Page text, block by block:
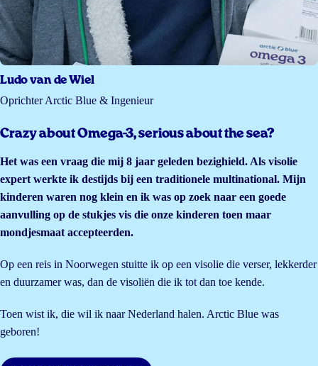
Ludo van de Wiel
Oprichter Arctic Blue & Ingenieur
Crazy about Omega-3, serious about the sea?
Het was een vraag die mij 8 jaar geleden bezighield. Als visolie
expert werkte ik destijds bij een traditionele multinational. Mijn
kinderen waren nog klein en ik was op zoek naar een goede
aanvulling op de stukjes vis die onze kinderen toen maar
mondjesmaat accepteerden.
Op een reis in Noorwegen stuitte ik op een visolie die verser, lekkerder
en duurzamer was, dan de visoliën die ik tot dan toe kende.
Toen wist ik, die wil ik naar Nederland halen. Arctic Blue was
geboren!